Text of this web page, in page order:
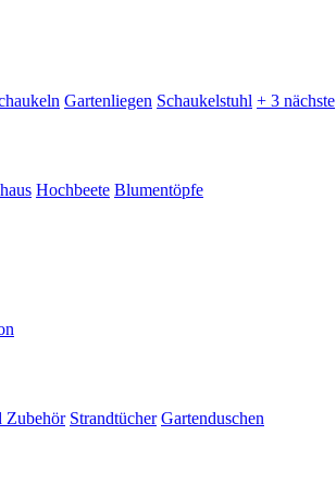
Gartenliegen Schaukelstuhl + 3 nächste
Hochbeete Blumentöpfe
Zubehör Strandtücher Gartenduschen